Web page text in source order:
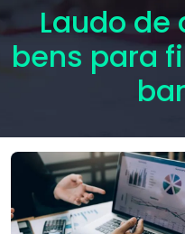
Laudo de
bens para